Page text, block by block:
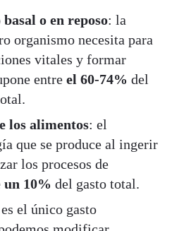
o en reposo: la
organismo necesita para
vitales y formar
entre el 60-74% del
los alimentos: el
que se produce al ingerir
los procesos de
un 10% del gasto total.
el único gasto